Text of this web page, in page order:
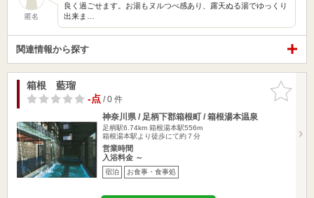
匿名
良く過ごせます。お湯もヌルつべ感あり、露天ぬる湯でゆっくり
出来ま…
関連情報から探す
お気に入
りに追加
箱根 藍瑠
-点/ 0 件
神奈川県 / 足柄下郡箱根町 / 箱根湯本温泉
足柄駅6.74km 箱根湯本駅556m
箱根湯本駅より徒歩にて約７分
営業時間
入浴料金 ～
宿泊 お食事・食事処